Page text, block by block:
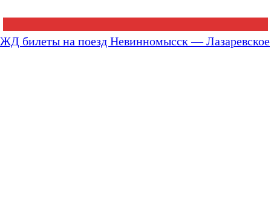
ЖД билеты на поезд Невинномысск — Лазаревское